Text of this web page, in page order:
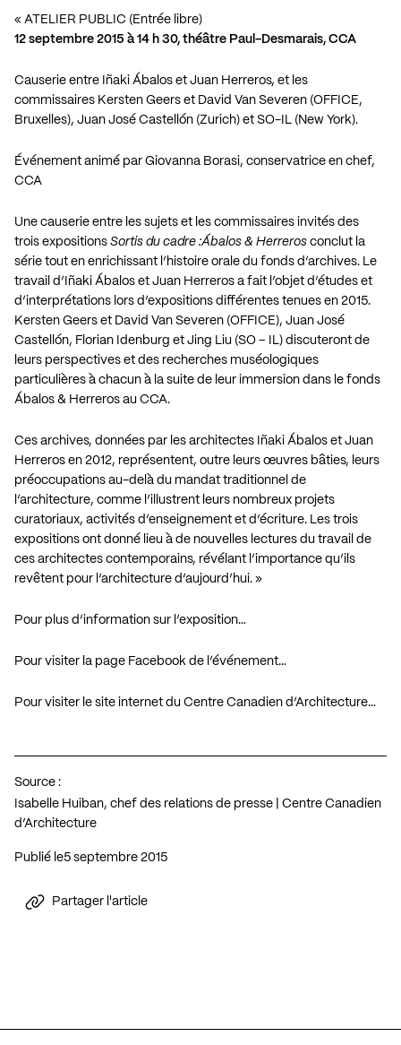
« ATELIER PUBLIC (Entrée libre)
12 septembre 2015 à 14 h 30, théâtre Paul-Desmarais, CCA
Causerie entre Iñaki Ábalos et Juan Herreros, et les
commissaires Kersten Geers et David Van Severen (OFFICE,
Bruxelles), Juan José Castellón (Zurich) et SO-IL (New York).
Événement animé par Giovanna Borasi, conservatrice en chef,
CCA
Une causerie entre les sujets et les commissaires invités des
trois expositions Sortis du cadre :Ábalos & Herreros conclut la
série tout en enrichissant l’histoire orale du fonds d’archives. Le
travail d’Iñaki Ábalos et Juan Herreros a fait l’objet d’études et
d’interprétations lors d’expositions différentes tenues en 2015.
Kersten Geers et David Van Severen (OFFICE), Juan José
Castellón, Florian Idenburg et Jing Liu (SO – IL) discuteront de
leurs perspectives et des recherches muséologiques
particulières à chacun à la suite de leur immersion dans le fonds
Ábalos & Herreros au CCA.
Ces archives, données par les architectes Iñaki Ábalos et Juan
Herreros en 2012, représentent, outre leurs œuvres bâties, leurs
préoccupations au-delà du mandat traditionnel de
l’architecture, comme l’illustrent leurs nombreux projets
curatoriaux, activités d’enseignement et d’écriture. Les trois
expositions ont donné lieu à de nouvelles lectures du travail de
ces architectes contemporains, révélant l’importance qu’ils
revêtent pour l’architecture d’aujourd’hui. »
Pour plus d’information sur l’exposition…
Pour visiter la page Facebook de l’événement…
Pour visiter le site internet du Centre Canadien d’Architecture…
Source :
Isabelle Huiban, chef des relations de presse | Centre Canadien
d’Architecture
Publié le 5 septembre 2015
Partager l'article